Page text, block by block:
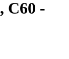
C60 -